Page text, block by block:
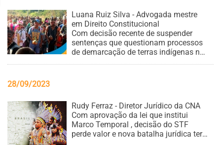
Luana Ruiz Silva - Advogada mestre
em Direito Constitucional
Com decisão recente de suspender
sentenças que questionam processos
de demarcação de terras indígenas no
28/09/2023
Rudy Ferraz - Diretor Jurídico da CNA
Com aprovação da lei que institui
Marco Temporal , decisão do STF
perde valor e nova batalha jurídica teria